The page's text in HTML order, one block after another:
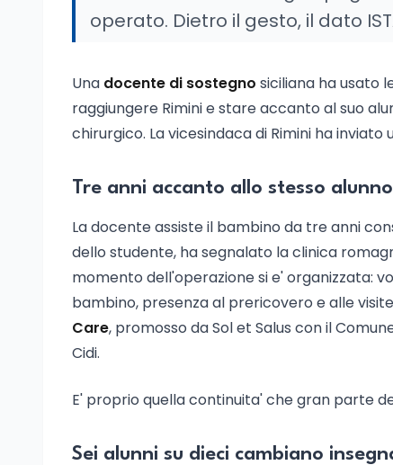
operato. Dietro il gesto, il dato
Una docente di sostegno siciliana ha usato
raggiungere Rimini e stare accanto al suo
chirurgico. La vicesindaca di Rimini ha
Tre anni accanto allo stesso alunno
La docente assiste il bambino da tre anni
dello studente, ha segnalato la clinica
momento dell'operazione si e' organizzata:
bambino, presenza al prericovero e alle
Care, promosso da Sol et Salus con il
Cidi.
E' proprio quella continuita' che gran parte
Sei alunni su dieci cambiano